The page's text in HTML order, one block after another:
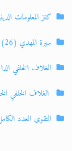
كنز المعلومات
سيرة المهدي (26)
الغلاف الخلفي
الغلاف الخلفي
التقوى العدد